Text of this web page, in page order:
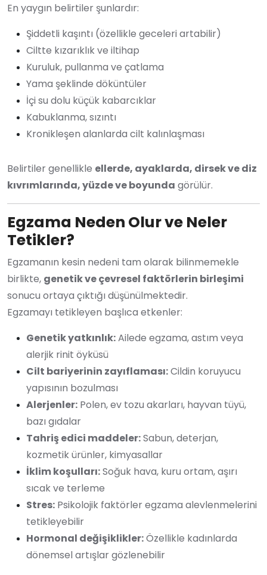
En yaygın belirtiler şunlardır:
Şiddetli kaşıntı (özellikle geceleri artabilir)
Ciltte kızarıklık ve iltihap
Kuruluk, pullanma ve çatlama
Yama şeklinde döküntüler
İçi su dolu küçük kabarcıklar
Kabuklanma, sızıntı
Kronikleşen alanlarda cilt kalınlaşması
Belirtiler genellikle ellerde, ayaklarda, dirsek ve diz
kıvrımlarında, yüzde ve boyunda görülür.
Egzama Neden Olur ve Neler
Tetikler?
Egzamanın kesin nedeni tam olarak bilinmemekle
birlikte, genetik ve çevresel faktörlerin birleşimi
sonucu ortaya çıktığı düşünülmektedir.
Egzamayı tetikleyen başlıca etkenler:
Genetik yatkınlık:Ailede egzama, astım veya
alerjik rinit öyküsü
Cilt bariyerinin zayıflaması:Cildin koruyucu
yapısının bozulması
Alerjenler: Polen, ev tozu akarları, hayvan tüyü,
bazı gıdalar
Tahriş edici maddeler:Sabun, deterjan,
kozmetik ürünler, kimyasallar
İklim koşulları:Soğuk hava, kuru ortam, aşırı
sıcak ve terleme
Stres: Psikolojik faktörler egzama alevlenmelerini
tetikleyebilir
Hormonal değişiklikler:Özellikle kadınlarda
dönemsel artışlar gözlenebilir